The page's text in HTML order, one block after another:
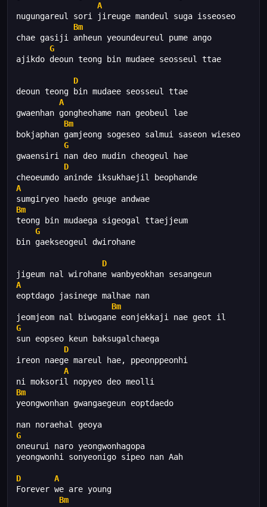
A
nugungareul sori jireuge mandeul suga isseoseo
Bm
chae gasiji anheun yeoundeureul pume ango
G
ajikdo deoun teong bin mudaee seosseul ttae
D
deoun teong bin mudaee seosseul ttae
A
gwaenhan gongheohame nan geobeul lae
Bm
bokjaphan gamjeong sogeseo salmui saseon wieseo
G
gwaensiri nan deo mudin cheogeul hae
D
cheoeumdo aninde iksukhaejil beophande
A
sumgiryeo haedo geuge andwae
Bm
teong bin mudaega sigeogal ttaejjeum
G
bin gaekseogeul dwirohane
D
jigeum nal wirohane wanbyeokhan sesangeun
A
eoptdago jasinege malhae nan
Bm
jeomjeom nal biwogane eonjekkaji nae geot il
G
sun eopseo keun baksugalchaega
D
ireon naege mareul hae, ppeonppeonhi
A
ni moksoril nopyeo deo meolli
Bm
yeongwonhan gwangaegeun eoptdaedo
nan noraehal geoya
G
oneurui naro yeongwonhagopa
yeongwonhi sonyeonigo sipeo nan Aah
D
A
Forever we are young
Bm